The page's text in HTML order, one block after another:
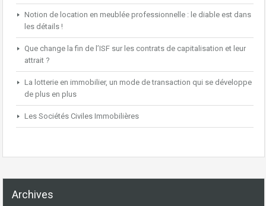
Notion de location en meublée professionnelle : le diable est dans
les détails !
Que change la fin de l’ISF sur les contrats de capitalisation et leur
attrait ?
La lotterie en immobilier, un mode de transaction qui se développe
de plus en plus
Les Sociétés Civiles Immobilières
Archives